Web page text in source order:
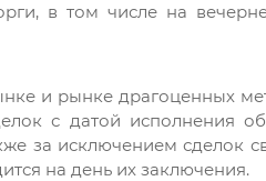
в том числе на
и рынке драгоценных
с датой исполнения
за исключением сделок
на день их заключения.